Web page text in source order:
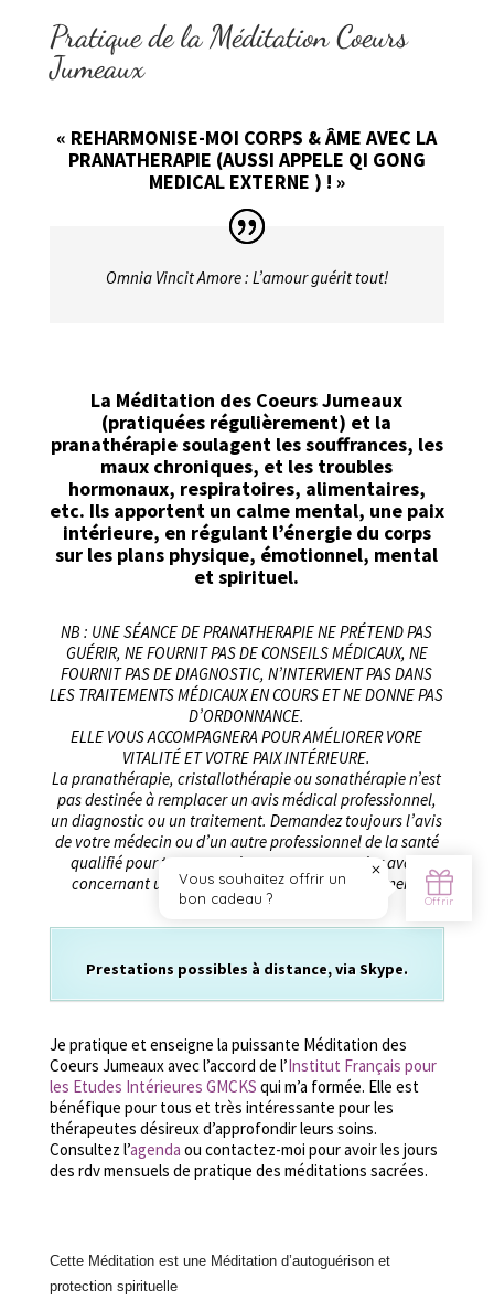
Pratique de la Méditation Coeurs
Jumeaux
« REHARMONISE-MOI CORPS & ÂME AVEC LA
PRANATHERAPIE (AUSSI APPELE QI GONG
MEDICAL EXTERNE ) ! »
Omnia Vincit Amore : L’amour guérit tout!
La Méditation des Coeurs Jumeaux
(pratiquées régulièrement) et la
pranathérapie soulagent les souffrances, les
maux chroniques, et les troubles
hormonaux, respiratoires, alimentaires,
etc. Ils apportent un calme mental, une paix
intérieure, en régulant l’énergie du corps
sur les plans physique, émotionnel, mental
et spirituel.
NB : UNE SÉANCE DE PRANATHERAPIE NE PRÉTEND PAS
GUÉRIR, NE FOURNIT PAS DE CONSEILS MÉDICAUX, NE
FOURNIT PAS DE DIAGNOSTIC, N’INTERVIENT PAS DANS
LES TRAITEMENTS MÉDICAUX EN COURS ET NE DONNE PAS
D’ORDONNANCE.
ELLE VOUS ACCOMPAGNERA POUR AMÉLIORER VORE
VITALITÉ ET VOTRE PAIX INTÉRIEURE.
La pranathérapie, cristallothérapie ou sonathérapie n’est
pas destinée à remplacer un avis médical professionnel,
un diagnostic ou un traitement. Demandez toujours l’avis
de votre médecin ou d’un autre professionnel de la santé
qualifié pour toute question que vous pourriez avoir
concernant un problème de santé ou un traitement.
Prestations possibles à distance, via Skype.
Je pratique et enseigne la puissante Méditation des
Coeurs Jumeaux avec l’accord de l’Institut Français pour
les Etudes Intérieures GMCKS qui m’a formée. Elle est
bénéfique pour tous et très intéressante pour les
thérapeutes désireux d’approfondir leurs soins.
Consultez l’agenda ou contactez-moi pour avoir les jours
des rdv mensuels de pratique des méditations sacrées.
Cette Méditation est une Méditation d’autoguérison et
protection spirituelle